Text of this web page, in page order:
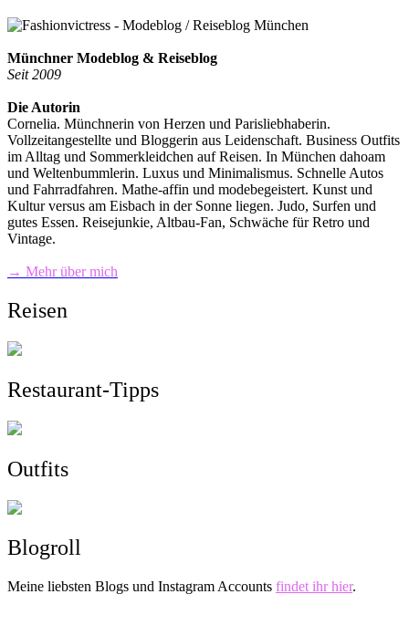
Münchner Modeblog & Reiseblog
Seit 2009
Die Autorin
Cornelia. Münchnerin von Herzen und Parisliebhaberin.
Vollzeitangestellte und Bloggerin aus Leidenschaft. Business Outfits
im Alltag und Sommerkleidchen auf Reisen. In München dahoam
und Weltenbummlerin. Luxus und Minimalismus. Schnelle Autos
und Fahrradfahren. Mathe-affin und modebegeistert. Kunst und
Kultur versus am Eisbach in der Sonne liegen. Judo, Surfen und
gutes Essen. Reisejunkie, Altbau-Fan, Schwäche für Retro und
Vintage.
→ Mehr über mich
Reisen
Restaurant-Tipps
Outfits
Blogroll
Meine liebsten Blogs und Instagram Accounts findet ihr hier.